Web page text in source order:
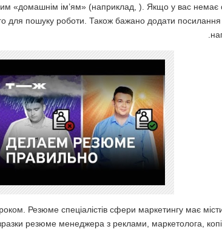
«домашнім ім’ям» (наприклад, ). Якщо у вас немає
для пошуку роботи. Також бажано додати посилання
Резюме спеціалістів сфери маркетингу має
резюме менеджера з реклами, маркетолога,